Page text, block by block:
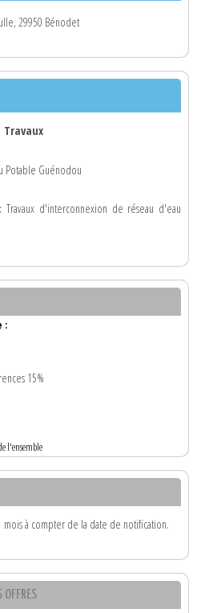
29950 Bénodet
Travaux
Potable Guénodou
:Travaux d'interconnexion de réseau d'eau
:
15%
l'ensemble
mois à compter de la date de notification.
OFFRES